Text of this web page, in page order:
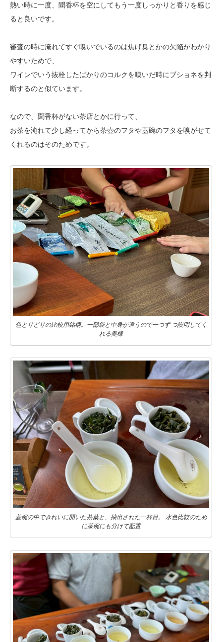
熱い時に一度、聞香杯を空にしてもう一度しっかりと香りを感じ
ると良いです。
審査の時に淹れてすぐ嗅いでいるのは焦げ臭とかの欠陥がわかり
やすいためで、
ワインでいう抜栓したばかりのコルクを嗅いだ時にブショネを判
断するのと似ています。
なので、聞香杯がない茶店とかに行って、
お茶を淹れて少し経ってから茶壺のフタや蓋碗のフタを嗅がせて
くれるのはそのためです。
色とりどりの比較用銘柄。一部袋と中身が違うので一つず つ説明してく
れる奥様
蓋碗の中できれいに開いた茶葉と、抽出された一杯目。 水色比較のため
に茶碗にも分けて配置